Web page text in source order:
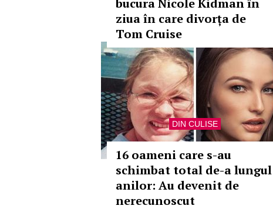
bucura Nicole Kidman în
ziua în care divorța de
Tom Cruise
DIN CULISE
16 oameni care s-au
schimbat total de-a lungul
anilor: Au devenit de
nerecunoscut